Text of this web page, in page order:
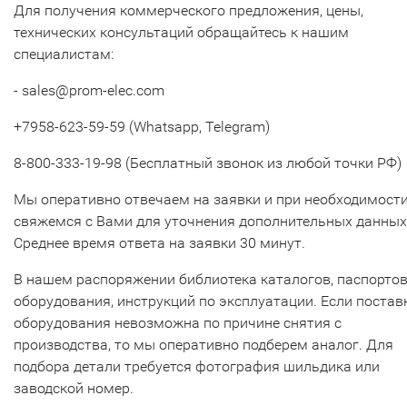
Для получения коммерческого предложения, цены,
технических консультаций обращайтесь к нашим
специалистам:
- sales@prom-elec.com
+7958-623-59-59 (Whatsapp, Telegram)
8-800-333-19-98 (Бесплатный звонок из любой точки РФ)
Мы оперативно отвечаем на заявки и при
свяжемся с Вами для уточнения дополнительных
Среднее время ответа на заявки 30 минут.
В нашем распоряжении библиотека каталогов, паспортов
оборудования, инструкций по эксплуатации. Если
оборудования невозможна по причине снятия с
производства, то мы оперативно подберем аналог. Для
подбора детали требуется фотография шильдика или
заводской номер.